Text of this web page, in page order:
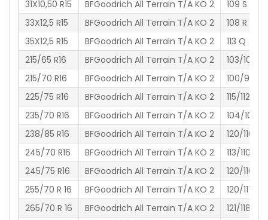
31X10,50 R15
BFGoodrich All Terrain T/A KO 2
109 S
33X12,5 R15
BFGoodrich All Terrain T/A KO 2
108 R
35X12,5 R15
BFGoodrich All Terrain T/A KO 2
113 Q
215/65 R16
BFGoodrich All Terrain T/A KO 2
103/100 S
215/70 R16
BFGoodrich All Terrain T/A KO 2
100/97 R
225/75 R16
BFGoodrich All Terrain T/A KO 2
115/112 S
235/70 R16
BFGoodrich All Terrain T/A KO 2
104/101 S
238/85 R16
BFGoodrich All Terrain T/A KO 2
120/116 S
245/70 R16
BFGoodrich All Terrain T/A KO 2
113/110 S
245/75 R16
BFGoodrich All Terrain T/A KO 2
120/116 S
255/70 R 16
BFGoodrich All Terrain T/A KO 2
120/117 S
265/70 R 16
BFGoodrich All Terrain T/A KO 2
121/118 S